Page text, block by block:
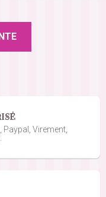
Paypal, Virement,